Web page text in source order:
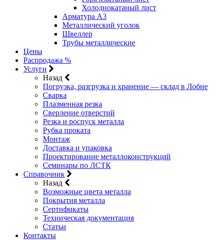
Холоднокатаный лист
Арматура А3
Металлический уголок
Швеллер
Трубы металлические
Цены
Распродажа %
Услуги
Назад
Погрузка, разгрузка и хранение — склад в Лобне
Сварка
Плазменная резка
Сверление отверстий
Резка и роспуск металла
Рубка проката
Монтаж
Доставка и упаковка
Проектирование металлоконструкций
Семинары по ЛСТК
Справочник
Назад
Возможные цвета металла
Покрытия металла
Сертификаты
Техническая документация
Статьи
Контакты